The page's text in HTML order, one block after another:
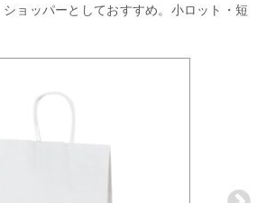
ョッパーとしておすすめ。小ロット・短